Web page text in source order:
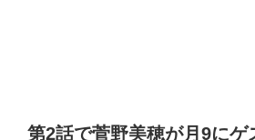
第2話で菅野美穂が月 9にゲ